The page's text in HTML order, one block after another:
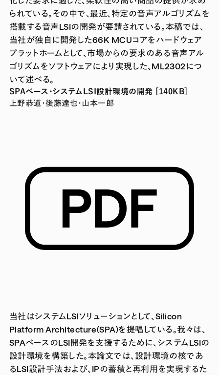
られている。その中で、最近、特定の音声アルゴリズムを
搭載する音声LSIの開発が要請されている。本稿では、
当社が独自に開発した66K MCUコアをハードウェア
プラットホームとして、市場からの要求のある音声アル
ゴリズムをソフトウェアにより実現した、ML2302につ
いて述べる。
SPAベース・システムLSI設計環境の開発 [140KB]
上野恭道・後藤達也・山本一郎
当社はシステムLSIソリューションとして、Silicon
Platform Architecture(SPA)を提唱している。我々は、
SPAベースのLSI開発を支援するために、システムLSIの
設計環境を構築した。本論文では、設計環境の核であ
るLSI設計手法および、IPの蓄積と再利用を実現するた